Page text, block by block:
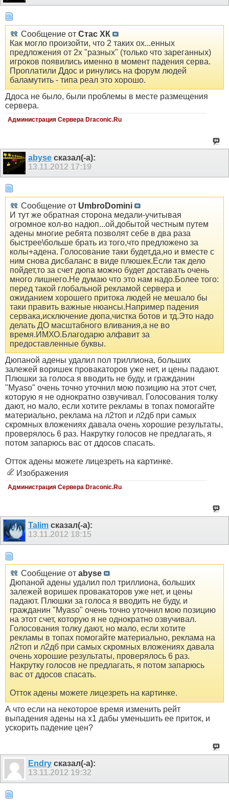
Сообщение от Стас ХК
Как могло произойти, что 2 таких ох...енных
предложения от 2х "разных" (только что зареганных)
игроков появились именно в момент падения серва.
Проплатили Ддос и ринулись на форум людей
баламутить - типа реал это хорошо.
Ддоса не было, были проблемы в месте размещения
сервера.
Администрация Сервера Draconic.Ru
abyse сказал(-а):
13.11.2012 17:19
Сообщение от UmbroDomini
И тут же обратная сторона медали-учитывая
огромное кол-во надюп...ой,добытой честным путем
адены многие ребята позволят себе в два раза
быстрее\больше брать из того,что предложено за
колы+адена. Голосование таки будет,да,но и вместе с
ним снова дисбаланс в виде плюшек.Если так дело
пойдет,то за счет дюпа можно будет доставать очень
много лишнего.Не думаю что это нам надо.Более того:
перед такой глобальной рекламой сервера и
ожиданием хорошего притока людей не мешало бы
таки править важные нюансы.Например падения
сервака,исключение дюпа,чистка ботов и тд.Это надо
делать ДО масштабного вливания,а не во
время.ИМХО.Благодарю алфавит за
предоставленные буквы.
Дюпаной адены удалил пол триллиона, больших
залежей воришек провакаторов уже нет, и цены падают.
Плюшки за голоса я вводить не буду, и гражданин
"Myaso" очень точно уточнил мою позицию на этот счет,
которую я не однократно озвучивал. Голосования толку
дают, но мало, если хотите рекламы в топах помогайте
материально, реклама на л2топ и л2дб при самых
скромных вложениях давала очень хорошие результаты,
проверялось 6 раз. Накрутку голосов не предлагать, я
потом запарюсь вас от ддосов спасать.
Отток адены можете лицезреть на картинке.
Изображения
Администрация Сервера Draconic.Ru
Talim сказал(-а):
13.11.2012 18:15
Сообщение от abyse
Дюпаной адены удалил пол триллиона, больших
залежей воришек провакаторов уже нет, и цены
падают. Плюшки за голоса я вводить не буду, и
гражданин "Myaso" очень точно уточнил мою позицию
на этот счет, которую я не однократно озвучивал.
Голосования толку дают, но мало, если хотите
рекламы в топах помогайте материально, реклама на
л2топ и л2дб при самых скромных вложениях давала
очень хорошие результаты, проверялось 6 раз.
Накрутку голосов не предлагать, я потом запарюсь
вас от ддосов спасать.
Отток адены можете лицезреть на картинке.
А что если на некоторое время изменить рейт
выпадения адены на х1 дабы уменьшить ее приток, и
ускорить падение цен?
Endry сказал(-а):
13.11.2012 19:32